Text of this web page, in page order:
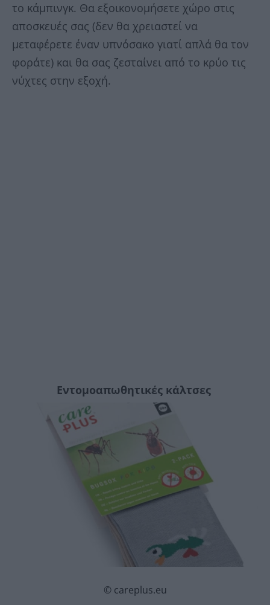
το κάμπινγκ. Θα εξοικονομήσετε χώρο στις
αποσκευές σας (δεν θα χρειαστεί να
μεταφέρετε έναν υπνόσακο γιατί απλά θα τον
φοράτε) και θα σας ζεσταίνει από το κρύο τις
νύχτες στην εξοχή.
Εντομοαπωθητικές κάλτσες
© careplus.eu